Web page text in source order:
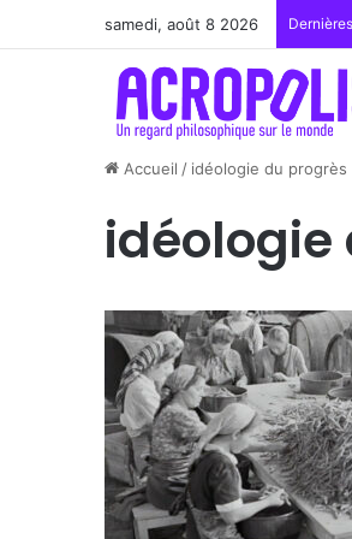
samedi, août 8 2026
Accueil / idéologie du progrès
idéologie